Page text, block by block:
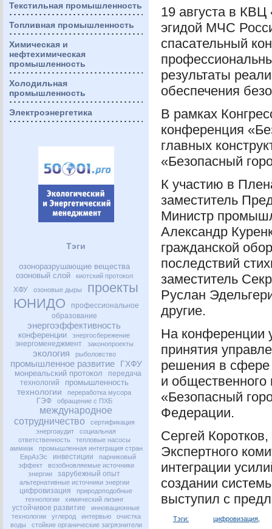
Текстильная промышленность
Топливная промышленность
Химическая и
нефтехимическая
промышленность
Холодильная
промышленность
Электроэнергетика
Тэги
озоноразрушающие вещества
озоновый слой
киотский протокол
ХФУ озоновые дыры
проекты
ЮНИДО
профессиональное
образование
энергоэффективность
конференции энергосбережение
энергоменеджмент законопроекты
экология рыболовство
промышленное развитие ГХФУ
монреальский протокол
передача
технологий
промышленность
технологии переработка мусора
ГЭФ обращение с ПХБ
международное
сотрудничество
сертификация
энергоаудит
социальная
ответственность
тепловые насосы
аммиак
промышленная интеграция стран
ЕврАзЭс
инвестиции
парниковый
эффект
возобновляемые источники
энергии
зарубежный опыт
альтернативные источники энергии
цифровизация
природоподобные
технологии
химический лизинг
устойчивое развитие
инновационные
технологии
углерод интервью
очистка
воды
стойкие органические загрязнители
19 августа в КВЦ
эгидой МЧС
спасательный
результаты
обеспечения
В рамках
конференция
главных
«Безопасный
К участию в
заместитель
Министр
Александр
гражданской
последствий
заместитель
Руслан
другие.
На конференции
принятия
решения в сфере
и
«Безопасный
Федерации.
Сергей
Экспертного
интеграции
создании
выступил с
Тэги: цифровизация